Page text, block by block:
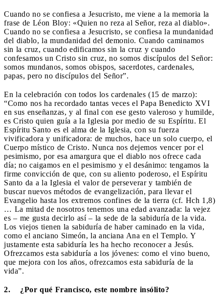
Cuando no se confiesa a Jesucristo, me viene a la memoria la
frase de Léon Bloy: «Quien no reza al Señor, reza al diablo».
Cuando no se confiesa a Jesucristo, se confiesa la mundanidad
del diablo, la mundanidad del demonio. Cuando caminamos
sin la cruz, cuando edificamos sin la cruz y cuando
confesamos un Cristo sin cruz, no somos discípulos del Señor:
somos mundanos, somos obispos, sacerdotes, cardenales,
papas, pero no discípulos del Señor”.
En la celebración con todos los cardenales (15 de marzo):
“Como nos ha recordado tantas veces el Papa Benedicto XVI
en sus enseñanzas, y al final con ese gesto valeroso y humilde,
es Cristo quien guía a la Iglesia por medio de su Espíritu. El
Espíritu Santo es el alma de la Iglesia, con su fuerza
vivificadora y unificadora: de muchos, hace un solo cuerpo, el
Cuerpo místico de Cristo. Nunca nos dejemos vencer por el
pesimismo, por esa amargura que el diablo nos ofrece cada
día; no caigamos en el pesimismo y el desánimo: tengamos la
firme convicción de que, con su aliento poderoso, el Espíritu
Santo da a la Iglesia el valor de perseverar y también de
buscar nuevos métodos de evangelización, para llevar el
Evangelio hasta los extremos confines de la tierra (cf. Hch 1,8)
… La mitad de nosotros tenemos una edad avanzada: la vejez
es – me gusta decirlo así – la sede de la sabiduría de la vida.
Los viejos tienen la sabiduría de haber caminado en la vida,
como el anciano Simeón, la anciana Ana en el Templo. Y
justamente esta sabiduría les ha hecho reconocer a Jesús.
Ofrezcamos esta sabiduría a los jóvenes: como el vino bueno,
que mejora con los años, ofrezcamos esta sabiduría de la
vida”.
2. ¿Por qué Francisco, este nombre insólito?